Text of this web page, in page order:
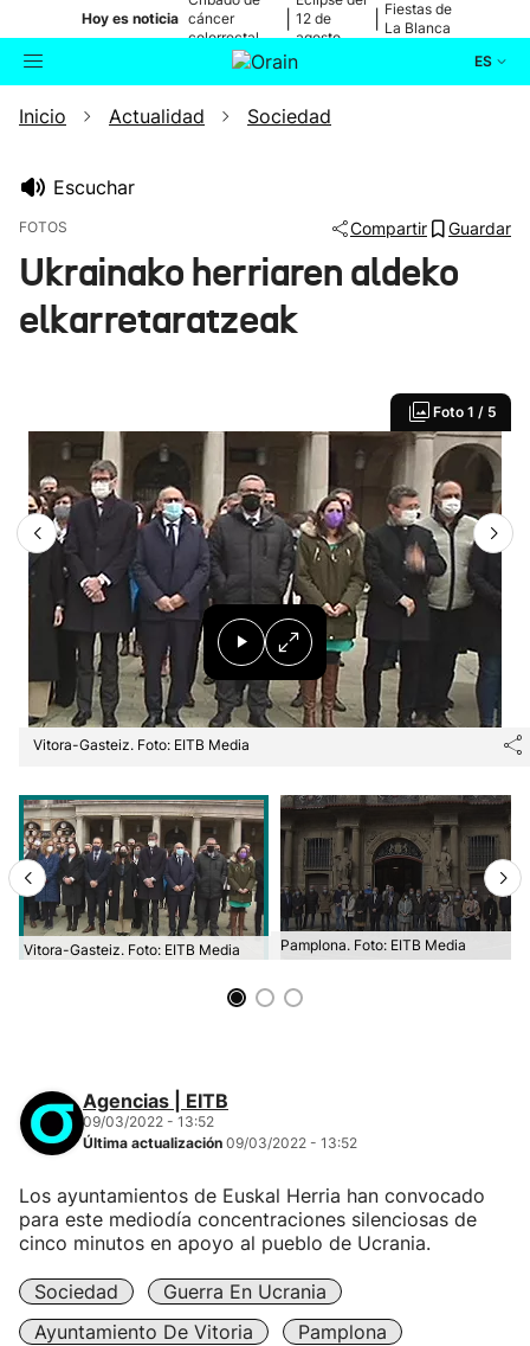
Hoy es noticia cáncer
colorrectal
12 de
agosto
Fiestas de
La Blanca
ES
Buscador Actualidad
Ikusmiran
Inicio Actualidad Sociedad
Escuchar
FOTOS Compartir Guardar
Ukrainako herriaren aldeko
elkarretaratzeak
Foto 1 / 5
Vitora-Gasteiz. Foto: EITB Media
Vitora-Gasteiz. Foto: EITB Media Pamplona. Foto: EITB Media
Agencias | EITB
09/03/2022 - 13:52
Última actualización 09/03/2022 - 13:52
Los ayuntamientos de Euskal Herria han convocado
para este mediodía concentraciones silenciosas de
cinco minutos en apoyo al pueblo de Ucrania.
Sociedad
Guerra En Ucrania
Ayuntamiento De Vitoria
Pamplona